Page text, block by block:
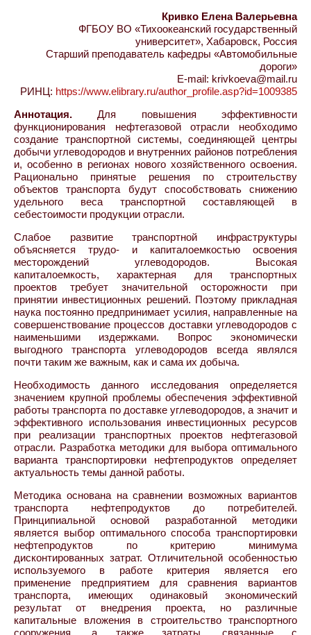
Кривко Елена Валерьевна
ФГБОУ ВО «Тихоокеанский государственный
университет», Хабаровск, Россия
Старший преподаватель кафедры «Автомобильные
дороги»
E-mail: krivkoeva@mail.ru
РИНЦ: https://www.elibrary.ru/author_profile.asp?id=1009385
Аннотация. Для повышения эффективности
функционирования нефтегазовой отрасли необходимо
создание транспортной системы, соединяющей центры
добычи углеводородов и внутренних районов потребления
и, особенно в регионах нового хозяйственного освоения.
Рационально принятые решения по строительству
объектов транспорта будут способствовать снижению
удельного веса транспортной составляющей в
себестоимости продукции отрасли.
Слабое развитие транспортной инфраструктуры
объясняется трудо- и капиталоемкостью освоения
месторождений углеводородов. Высокая
капиталоемкость, характерная для транспортных
проектов требует значительной осторожности при
принятии инвестиционных решений. Поэтому прикладная
наука постоянно предпринимает усилия, направленные на
совершенствование процессов доставки углеводородов с
наименьшими издержками. Вопрос экономически
выгодного транспорта углеводородов всегда являлся
почти таким же важным, как и сама их добыча.
Необходимость данного исследования определяется
значением крупной проблемы обеспечения эффективной
работы транспорта по доставке углеводородов, а значит и
эффективного использования инвестиционных ресурсов
при реализации транспортных проектов нефтегазовой
отрасли. Разработка методики для выбора оптимального
варианта транспортировки нефтепродуктов определяет
актуальность темы данной работы.
Методика основана на сравнении возможных вариантов
транспорта нефтепродуктов до потребителей.
Принципиальной основой разработанной методики
является выбор оптимального способа транспортировки
нефтепродуктов по критерию минимума
дисконтированных затрат. Отличительной особенностью
используемого в работе критерия является его
применение предприятием для сравнения вариантов
транспорта, имеющих одинаковый экономический
результат от внедрения проекта, но различные
капитальные вложения в строительство транспортного
сооружения, а также затраты, связанные с